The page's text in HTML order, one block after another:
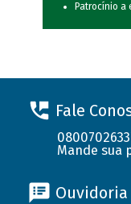
Patrocínio a
Fale
Mande sua
Ouvidoria